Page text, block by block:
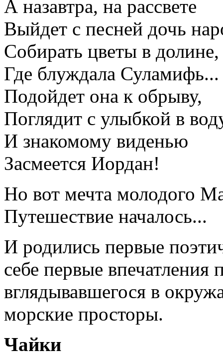
А назавтра, на рассвете
Выйдет с песней дочь
Собирать цветы в долине,
Где блуждала Суламифь...
Подойдет она к обрыву,
Поглядит с улыбкой в
И знакомому виденью
Засмеется Иордан!
Но вот мечта молодого
Путешествие началось...
И родились первые
себе первые впечатления
вглядывавшегося в
морские просторы.
Чайки